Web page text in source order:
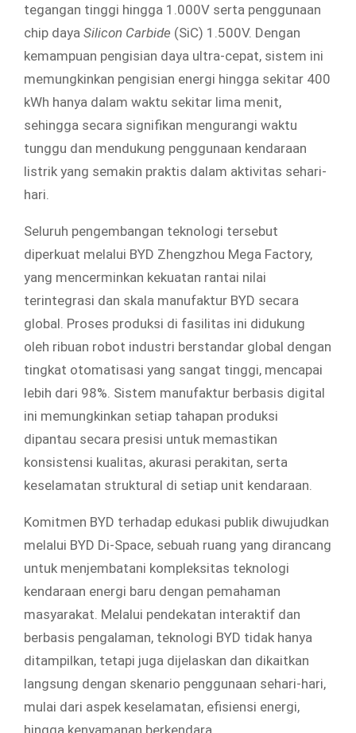
tegangan tinggi hingga 1.000V serta penggunaan
chip daya Silicon Carbide (SiC) 1.500V. Dengan
kemampuan pengisian daya ultra-cepat, sistem ini
memungkinkan pengisian energi hingga sekitar 400
kWh hanya dalam waktu sekitar lima menit,
sehingga secara signifikan mengurangi waktu
tunggu dan mendukung penggunaan kendaraan
listrik yang semakin praktis dalam aktivitas sehari-
hari.
Seluruh pengembangan teknologi tersebut
diperkuat melalui BYD Zhengzhou Mega Factory,
yang mencerminkan kekuatan rantai nilai
terintegrasi dan skala manufaktur BYD secara
global. Proses produksi di fasilitas ini didukung
oleh ribuan robot industri berstandar global dengan
tingkat otomatisasi yang sangat tinggi, mencapai
lebih dari 98%. Sistem manufaktur berbasis digital
ini memungkinkan setiap tahapan produksi
dipantau secara presisi untuk memastikan
konsistensi kualitas, akurasi perakitan, serta
keselamatan struktural di setiap unit kendaraan.
Komitmen BYD terhadap edukasi publik diwujudkan
melalui BYD Di-Space, sebuah ruang yang dirancang
untuk menjembatani kompleksitas teknologi
kendaraan energi baru dengan pemahaman
masyarakat. Melalui pendekatan interaktif dan
berbasis pengalaman, teknologi BYD tidak hanya
ditampilkan, tetapi juga dijelaskan dan dikaitkan
langsung dengan skenario penggunaan sehari-hari,
mulai dari aspek keselamatan, efisiensi energi,
hingga kenyamanan berkendara.